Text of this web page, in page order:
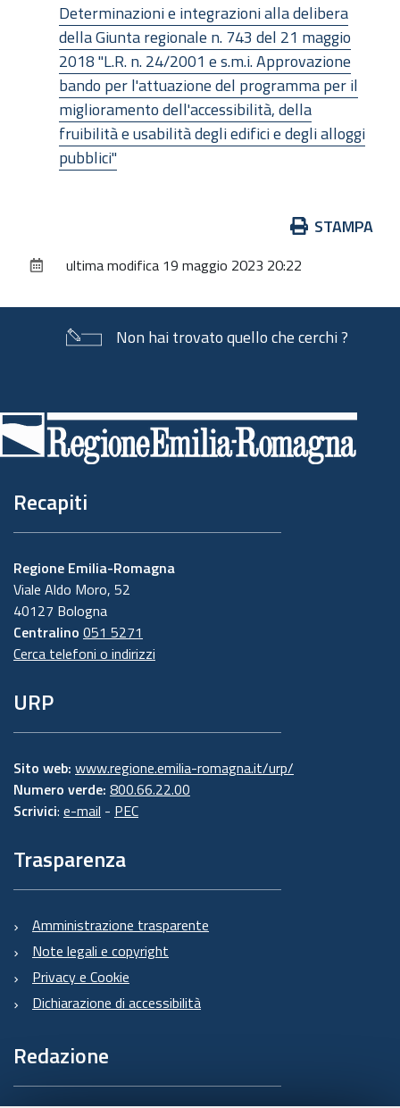
Determinazioni e integrazioni alla delibera
della Giunta regionale n. 743 del 21 maggio
2018 "L.R. n. 24/2001 e s.m.i. Approvazione
bando per l'attuazione del programma per il
miglioramento dell'accessibilità, della
fruibilità e usabilità degli edifici e degli alloggi
pubblici"
documento
STAMPA
ultima modifica 19 maggio 2023 20:22
Non hai trovato quello che cerchi ?
di
pagina
Recapiti
Regione Emilia-Romagna
Viale Aldo Moro, 52
40127 Bologna
Centralino 051 5271
Cerca telefoni o indirizzi
URP
Sito web: www.regione.emilia-romagna.it/urp/
Numero verde: 800.66.22.00
Scrivici: e-mail - PEC
Trasparenza
Amministrazione trasparente
Note legali e copyright
Privacy e Cookie
Dichiarazione di accessibilità
Redazione